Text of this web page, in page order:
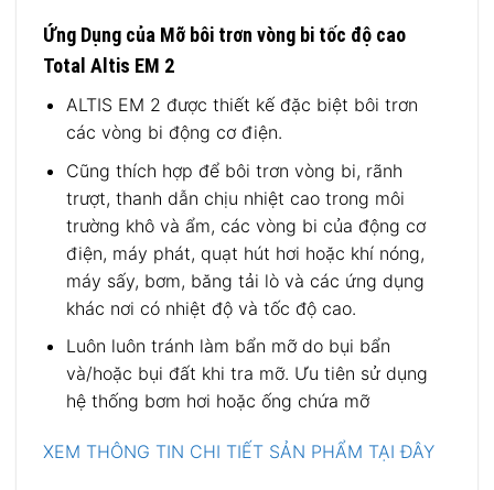
Ứng Dụng của Mỡ bôi trơn vòng bi tốc độ cao
Total Altis EM 2
ALTIS EM 2 được thiết kế đặc biệt bôi trơn
các vòng bi động cơ điện.
Cũng thích hợp để bôi trơn vòng bi, rãnh
trượt, thanh dẫn chịu nhiệt cao trong môi
trường khô và ẩm, các vòng bi của động cơ
điện, máy phát, quạt hút hơi hoặc khí nóng,
máy sấy, bơm, băng tải lò và các ứng dụng
khác nơi có nhiệt độ và tốc độ cao.
Luôn luôn tránh làm bẩn mỡ do bụi bẩn
và/hoặc bụi đất khi tra mỡ. Ưu tiên sử dụng
hệ thống bơm hơi hoặc ống chứa mỡ
XEM THÔNG TIN CHI TIẾT SẢN PHẨM TẠI ĐÂY